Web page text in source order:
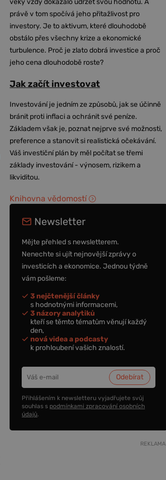
věky vždy dokázalo udržet svou hodnotu. A
právě v tom spočívá jeho přitažlivost pro
investory. Je to aktivum, které dlouhodobě
obstálo přes všechny krize a ekonomické
turbulence. Proč je zlato dobrá investice a proč
jeho cena dlouhodobě roste?
Jak začít investovat
Investování je jedním ze způsobů, jak se účinně
bránit proti inflaci a ochránit své peníze.
Základem však je, poznat nejprve své možnosti,
preference a stanovit si realistická očekávání.
Váš investiční plán by měl počítat se třemi
základy investování - výnosem, rizikem a
likviditou.
Knihovna vědomostí
Newsletter
Mějte přehled s newsletterem.
Nenechte si ujít nejnovější zprávy o
investicích a ekonomice. Jednou týdně
vám pošleme:
3 nejčtenější články
s hodnotnými informacemi,
3 názory analytiků
kteří se těmto tématům věnují každý
den,
nová videa a podcasty
k prohloubení vašich znalostí.
Přihlášením k newsletteru vyjadřujete svůj
souhlas s podmínkami zpracování osobních
údajů.
REKLAMA